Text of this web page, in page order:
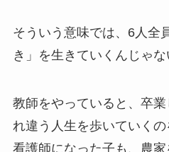
そういう意味では、6人全
き」を生きていくんじゃな
教師をやっていると、卒
れ違う人生を歩いていくの
看護師になった子も、農